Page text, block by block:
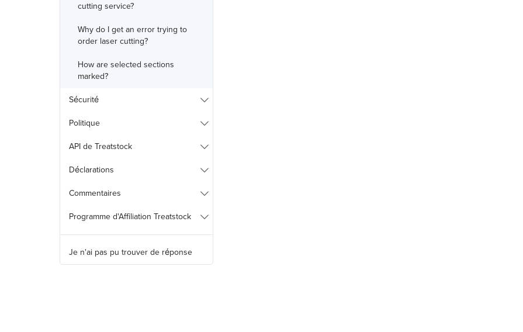
cutting service?
Why do I get an error trying to
order laser cutting?
How are selected sections
marked?
Sécurité
Politique
API de Treatstock
Déclarations
Commentaires
Programme d'Affiliation Treatstock
Je n'ai pas pu trouver de réponse